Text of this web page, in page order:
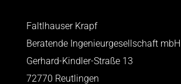
Faltlhauser Krapf
Beratende Ingenieurgesellschaft mbH
Gerhard-Kindler-Straße 13
72770 Reutlingen